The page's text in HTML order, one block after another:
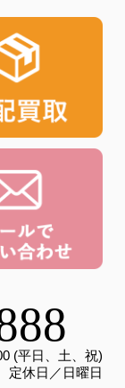
(平日、土、祝)
定休日／日曜日